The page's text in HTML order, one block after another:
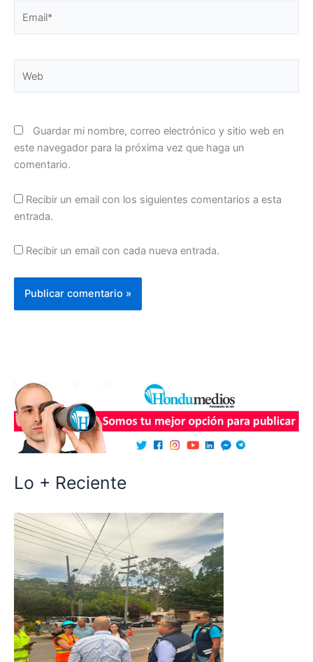
Guardar mi nombre, correo electrónico y sitio web en
este navegador para la próxima vez que haga un
comentario.
Recibir un email con los siguientes comentarios a esta
entrada.
Recibir un email con cada nueva entrada.
Lo + Reciente